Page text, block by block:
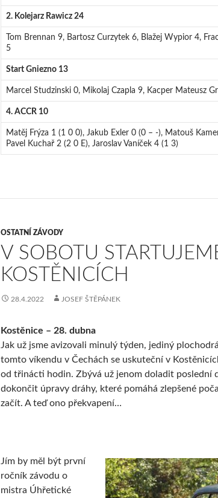
2. Kolejarz Rawicz 24
Tom Brennan 9, Bartosz Curzytek 6, Blažej Wypior 4,
5
Start Gniezno 13
Marcel Studzinski 0, Mikolaj Czapla 9, Kacper Mateusz
4. ACCR 10
Matěj Frýza 1 (1 0 0), Jakub Exler 0 (0 – -), Matouš
Pavel Kuchař 2 (2 0 E), Jaroslav Vaníček 4 (1 3)
OSTATNÍ ZÁVODY
V SOBOTU
KOSTĚNICÍCH
28.4.2022 JOSEF ŠTĚPÁNEK
Kostěnice – 28. dubna
Jak už jsme avizovali minulý týden, jediný
tomto víkendu v Čechách se uskuteční v
od třinácti hodin. Zbývá už jenom doladit poslední
dokončit úpravy dráhy, které pomáhá zlepšené
začít. A teď ono překvapení…
Jím by měl být první
ročník závodu o
mistra Úhřetické